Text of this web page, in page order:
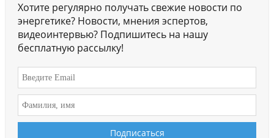
Хотите регулярно получать свежие новости по
энергетике? Новости, мнения эспертов,
видеоинтервью? Подпишитесь на нашу
бесплатную рассылку!